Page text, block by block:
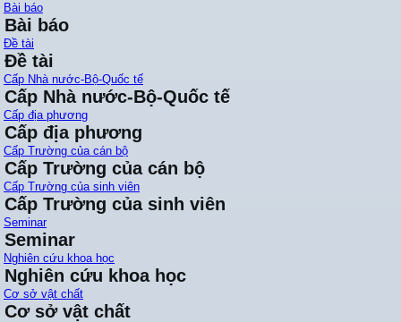
Bài báo
Bài báo
Đề tài
Đề tài
Cấp Nhà nước-Bộ-Quốc tế
Cấp Nhà nước-Bộ-Quốc tế
Cấp địa phương
Cấp địa phương
Cấp Trường của cán bộ
Cấp Trường của cán bộ
Cấp Trường của sinh viên
Cấp Trường của sinh viên
Seminar
Seminar
Nghiên cứu khoa học
Nghiên cứu khoa học
Cơ sở vật chất
Cơ sở vật chất